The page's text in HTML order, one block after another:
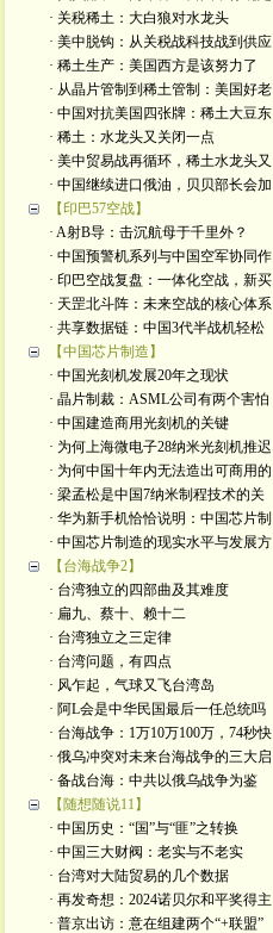
· 关税稀土：大白狼对水龙头
· 美中脱钩：从关税战科技战到供应
· 稀土生产：美国西方是该努力了
· 从晶片管制到稀土管制：美国好老
· 中国对抗美国四张牌：稀土大豆东
· 稀土：水龙头又关闭一点
· 美中贸易战再循环，稀土水龙头又
· 中国继续进口俄油，贝贝部长会加
【印巴57空战】
· A射B导：击沉航母于千里外？
· 中国预警机系列与中国空军协同作
· 印巴空战复盘：一体化空战，新买
· 天罡北斗阵：未来空战的核心体系
· 共享数据链：中国3代半战机轻松
【中国芯片制造】
· 中国光刻机发展20年之现状
· 晶片制裁：ASML公司有两个害怕
· 中国建造商用光刻机的关键
· 为何上海微电子28纳米光刻机推迟
· 为何中国十年内无法造出可商用的
· 梁孟松是中国7纳米制程技术的关
· 华为新手机恰恰说明：中国芯片制
· 中国芯片制造的现实水平与发展方
【台海战争2】
· 台湾独立的四部曲及其难度
· 扁九、蔡十、赖十二
· 台湾独立之三定律
· 台湾问题，有四点
· 风乍起，气球又飞台湾岛
· 阿L会是中华民国最后一任总统吗
· 台海战争：1万10万100万，74秒快
· 俄乌冲突对未来台海战争的三大启
· 备战台海：中共以俄乌战争为鉴
【随想随说11】
· 中国历史：“国”与“匪”之转换
· 中国三大财阀：老实与不老实
· 台湾对大陆贸易的几个数据
· 再发奇想：2024诺贝尔和平奖得主
· 普京出访：意在组建两个“+联盟”